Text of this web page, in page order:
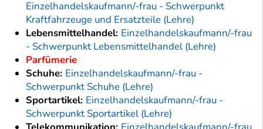
Einzelhandelskaufmann/-frau - Schwerpunkt
Kraftfahrzeuge und Ersatzteile (Lehre)
Lebensmittelhandel: Einzelhandelskaufmann/-frau
- Schwerpunkt Lebensmittelhandel (Lehre)
Parfümerie
Schuhe: Einzelhandelskaufmann/-frau -
Schwerpunkt Schuhe (Lehre)
Sportartikel: Einzelhandelskaufmann/-frau -
Schwerpunkt Sportartikel (Lehre)